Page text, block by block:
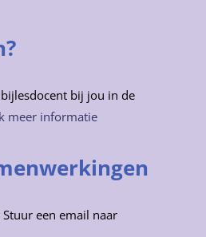
bij jou in de
meer informatie
een email naar